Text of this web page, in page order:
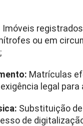
Imóveis
ou em
Matrículas
legal
Substituição
de